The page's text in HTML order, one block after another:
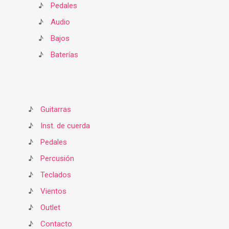
♪
Pedales
♪
Audio
♪
Bajos
♪
Baterías
♪
Guitarras
♪
Inst. de cuerda
♪
Pedales
♪
Percusión
♪
Teclados
♪
Vientos
♪
Outlet
♪
Contacto